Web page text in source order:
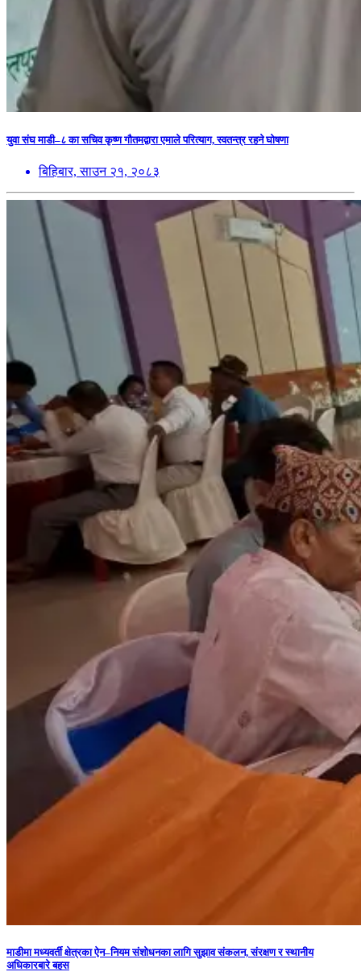
युवा संघ माडी–८ का सचिव कृष्ण गौतमद्वारा एमाले परित्याग, स्वतन्त्र रहने घोषणा
बिहिबार, साउन २१, २०८३
माडीमा मध्यवर्ती क्षेत्रका ऐन–नियम संशोधनका लागि सुझाव संकलन, संरक्षण र स्थानीय
अधिकारबारे बहस